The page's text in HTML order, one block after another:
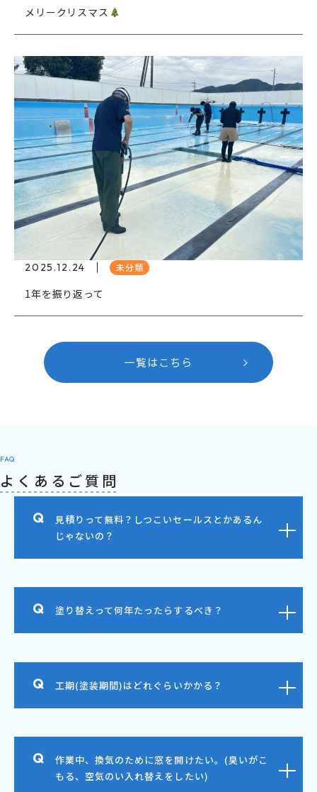
メリークリスマス
2025.12.24 未分類
1年を振り返って
一覧はこちら
FAQ
よくあるご質問
見積りって無料？しつこいセールスとかあるん
じゃないの？
塗り替えって何年たったらするべき？
工期(塗装期間)はどれぐらいかかる？
作業中、換気のために窓を開けたい。(臭いがこ
もる、空気のい入れ替えをしたい)